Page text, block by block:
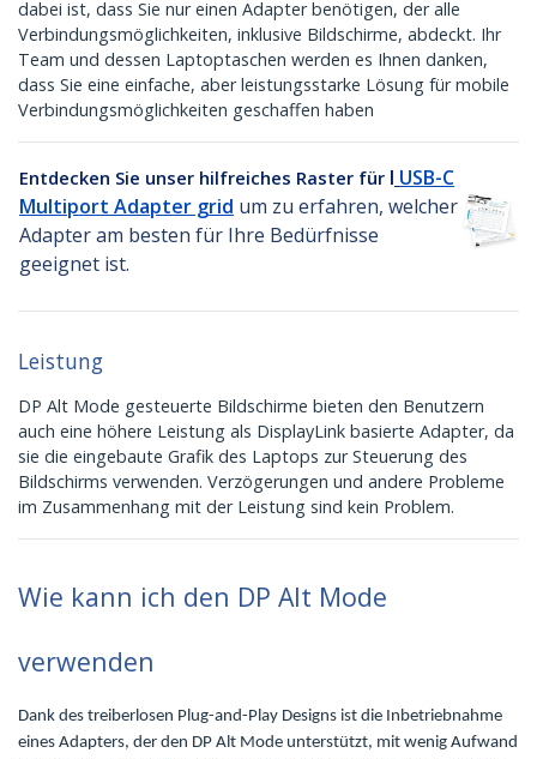
dabei ist, dass Sie nur einen Adapter benötigen, der alle
Verbindungsmöglichkeiten, inklusive Bildschirme, abdeckt. Ihr
Team und dessen Laptoptaschen werden es Ihnen danken,
dass Sie eine einfache, aber leistungsstarke Lösung für mobile
Verbindungsmöglichkeiten geschaffen haben
Entdecken Sie unser hilfreiches Raster für l USB-C
Multiport Adapter grid um zu erfahren, welcher
Adapter am besten für Ihre Bedürfnisse
geeignet ist.
Leistung
DP Alt Mode gesteuerte Bildschirme bieten den Benutzern
auch eine höhere Leistung als DisplayLink basierte Adapter, da
sie die eingebaute Grafik des Laptops zur Steuerung des
Bildschirms verwenden. Verzögerungen und andere Probleme
im Zusammenhang mit der Leistung sind kein Problem.
Wie kann ich den DP Alt Mode
verwenden
Dank des treiberlosen Plug-and-Play Designs ist die Inbetriebnahme
eines Adapters, der den DP Alt Mode unterstützt, mit wenig Aufwand